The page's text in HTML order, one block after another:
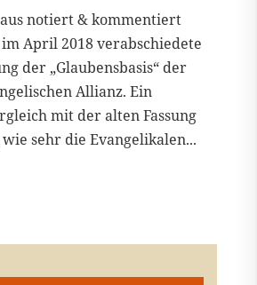
notiert & kommentiert
April 2018 verabschiedete
der „Glaubensbasis“ der
Allianz. Ein
mit der alten Fassung
sehr die Evangelikalen...